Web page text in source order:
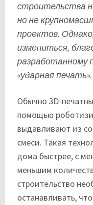
строительства
но не
проектов.
измениться,
разработанному
«ударная печать».
Обычно 3D-
помощью
выдавливают из
смеси. Такая
дома быстрее, с
меньшим
строительство
останавливать,